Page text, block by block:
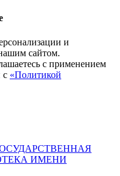
и
сайтом.
с применением
с «Политикой
ИМЕНИ